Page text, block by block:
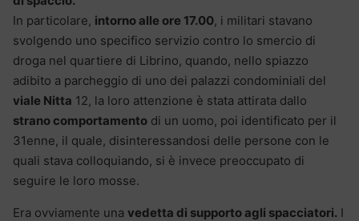
In particolare, intorno alle ore 17.00, i militari stavano
svolgendo uno specifico servizio contro lo smercio di
droga nel quartiere di Librino, quando, nello spiazzo
adibito a parcheggio di uno dei palazzi condominiali del
viale Nitta 12, la loro attenzione è stata attirata dallo
strano comportamento di un uomo, poi identificato per il
31enne, il quale, disinteressandosi delle persone con le
quali stava colloquiando, si è invece preoccupato di
seguire le loro mosse.
Era ovviamente una vedetta di supporto agli spacciatori. I